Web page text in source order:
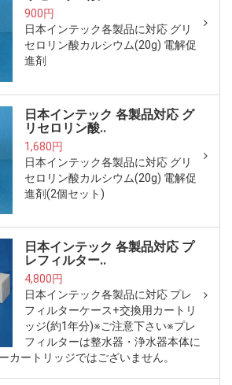
900円
日本インテック各製品に対応 グリ
セロリン酸カルシウム(20g) 電解促
進剤
日本インテック 各製品対応 グ
リセロリン酸..
1,680円
日本インテック各製品に対応 グリ
セロリン酸カルシウム(20g) 電解促
進剤(2個セット)
日本インテック 各製品対応 プ
レフィルター..
4,800円
日本インテック各製品に対応 プレ
フィルターケース+交換用カートリ
ッジ(約1年分)※ご注意下さい※プレ
フィルターは整水器・浄水器本体に
カートリッジではございません。